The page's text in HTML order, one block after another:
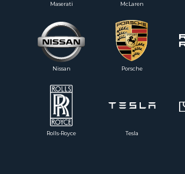
Maserati McLaren
Rolls-Royce
Nissan
Tesla
Porsche